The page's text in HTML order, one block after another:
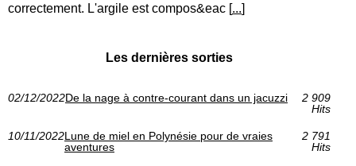
correctement. L'argile est compos&eac [...]
Les dernières sorties
02/12/2022De la nage à contre-courant dans un jacuzzi
2 909
Hits
10/11/2022Lune de miel en Polynésie pour de vraies
aventures
2 791
Hits